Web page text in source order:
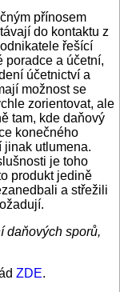
přínosem
do kontaktu z
řešící
poradce a účetní,
účetnictví a
možnost se
zorientovat, ale
tam, kde daňový
konečného
jinak utlumena.
je toho
produkt jedině
a střežili
daňových sporů,
ZDE.